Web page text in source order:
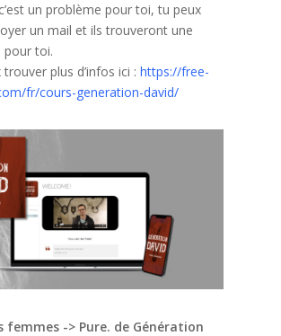
un problème pour toi, tu peux
un mail et ils trouveront une
pour toi.
trouver plus d’infos ici : https://free-
fr/cours-generation-david/
femmes -> Pure. de Génération